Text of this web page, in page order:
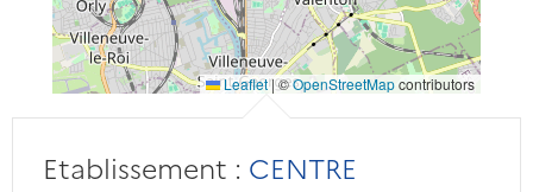
Leaflet|©OpenStreetMapcontributors
Etablissement : CENTRE